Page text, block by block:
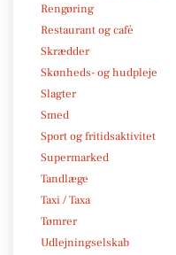
Rengøring
Restaurant og café
Skrædder
Skønheds- og hudpleje
Slagter
Smed
Sport og fritidsaktivitet
Supermarked
Tandlæge
Taxi / Taxa
Tømrer
Udlejningselskab